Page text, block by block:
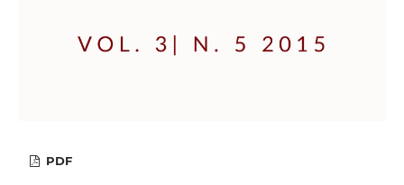
PDF